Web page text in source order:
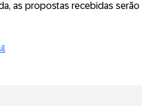
as propostas recebidas